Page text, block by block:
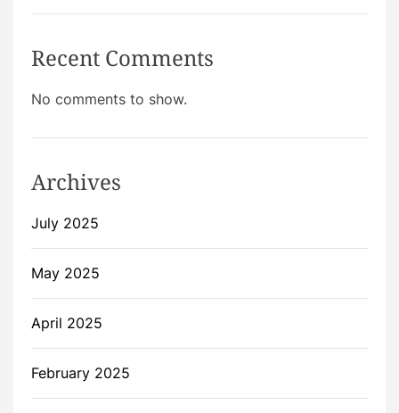
Recent Comments
No comments to show.
Archives
July 2025
May 2025
April 2025
February 2025